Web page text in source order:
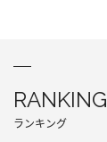
RANKING
ランキング